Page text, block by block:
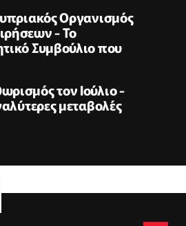
Οργανισμός
- To
Συμβούλιο που
τον Ιούλιο -
μεταβολές